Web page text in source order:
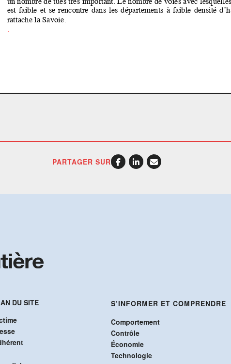
PARTAGER SUR
DU SITE
S’INFORMER ET COMPRENDRE
Comportement
Contrôle
Économie
Technologie